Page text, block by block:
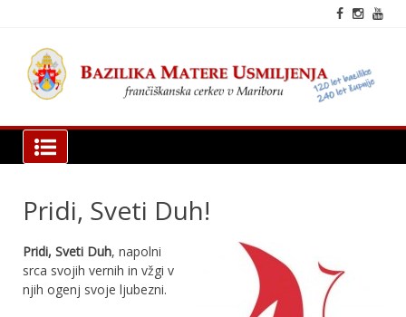
content
Bazilika Matere Usmiljenja
Pridi, Sveti Duh!
Pridi, Sveti Duh, napolni
srca svojih vernih in vžgi v
njih ogenj svoje ljubezni.